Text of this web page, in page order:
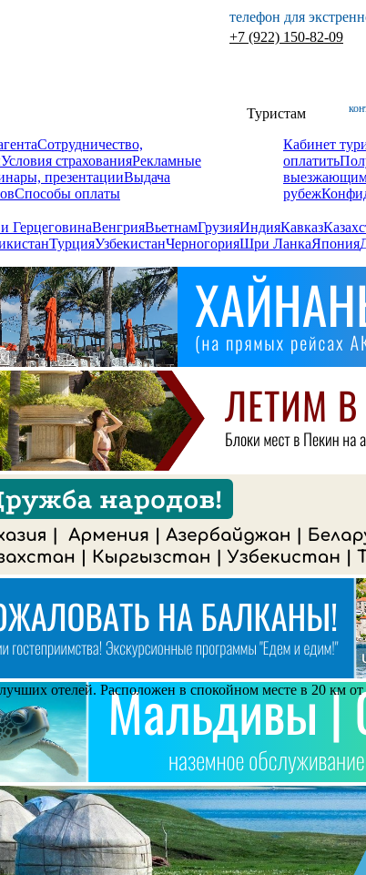
телефон для
+7 (922) 150-82-09
Сотрудничество,
Условия страхованияРекламные
презентацииВыдача
Способы оплаты
Туристам
Кабинет
оплатить
выезжающим
рубеж
ГерцеговинаВенгрияВьетнамГрузияИндияКавказ
ТурцияУзбекистанЧерногорияШри ЛанкаЯпония
отелей. Расположен в спокойном месте в 20 км